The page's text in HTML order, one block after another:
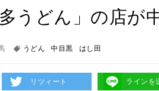
うどん」の店が
うどん 中目黒 はし田
リツィート ラインを